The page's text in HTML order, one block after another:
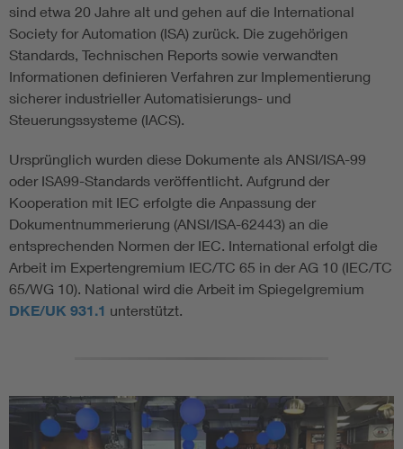
DIN VDE 0100 für sichere Elektroinstallationen
Elektrofachkraft (EFK)
sind etwa 20 Jahre alt und gehen auf die International
Society for Automation (ISA) zurück. Die zugehörigen
Standards, Technischen Reports sowie verwandten
Informationen definieren Verfahren zur Implementierung
sicherer industrieller Automatisierungs- und
Steuerungssysteme (IACS).
Ursprünglich wurden diese Dokumente als ANSI/ISA-99
oder ISA99-Standards veröffentlicht. Aufgrund der
Kooperation mit IEC erfolgte die Anpassung der
Dokumentnummerierung (ANSI/ISA-62443) an die
entsprechenden Normen der IEC. International erfolgt die
Arbeit im Expertengremium IEC/TC 65 in der AG 10 (IEC/TC
65/WG 10). National wird die Arbeit im Spiegelgremium
DKE/UK 931.1 unterstützt.